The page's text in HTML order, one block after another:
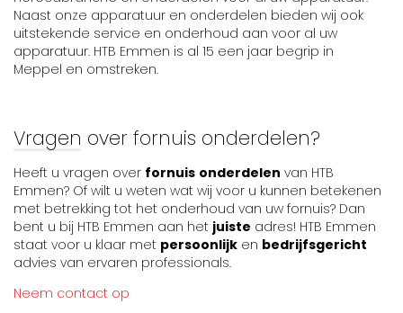
Naast onze apparatuur en onderdelen bieden wij ook
uitstekende service en onderhoud aan voor al uw
apparatuur. HTB Emmen is al 15 een jaar begrip in
Meppel en omstreken.
Vragen over fornuis onderdelen?
Heeft u vragen over fornuis onderdelen van HTB
Emmen? Of wilt u weten wat wij voor u kunnen betekenen
met betrekking tot het onderhoud van uw fornuis? Dan
bent u bij HTB Emmen aan het juiste adres! HTB Emmen
staat voor u klaar met persoonlijk en bedrijfsgericht
advies van ervaren professionals.
Neem contact op